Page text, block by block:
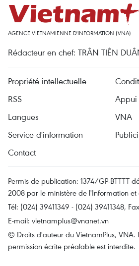
AGENCE VIETNAMIENNE D'INFORMATION (VNA)
Rédacteur en chef: TRÂN TIÊN
Propriété intellectuelle
RSS
Appui
Langues
VNA
Service d'information
Contact
Permis de publication: 1374/GP-BTTTT
2008 par le ministère de l'Information
Tél: (024) 39411349 - (024) 39411348,
E-mail: vietnamplus@vnanet.vn
© Droits d'auteur du VietnamPlus, VNA.
permission écrite préalable est interdite.